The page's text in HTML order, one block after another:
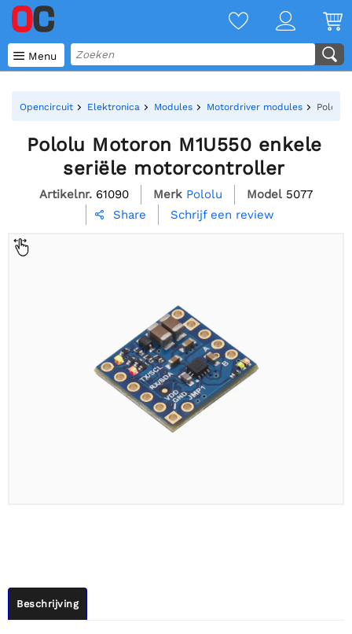
 Menu
Opencircuit Elektronica Modules Motordriver modules Pololu
Pololu Motoron M1U550 enkele
seriële motorcontroller
Artikelnr. 61090 Merk Pololu Model 5077
 Share Schrijf een review
Beschrijving